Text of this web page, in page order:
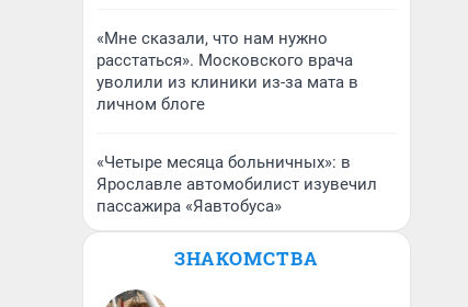
«Мне сказали, что нам нужно
расстаться». Московского врача
уволили из клиники из-за мата в
личном блоге
«Четыре месяца больничных»: в
Ярославле автомобилист изувечил
пассажира «Яавтобуса»
ЗНАКОМСТВА